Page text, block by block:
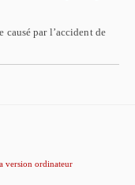
causé par l’accident de
version ordinateur